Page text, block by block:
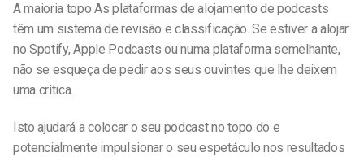
A maioria topoAs plataformas de alojamento de podcasts
têm um sistema de revisão e classificação. Se estiver a alojar
no Spotify, Apple Podcasts ou numa plataforma semelhante,
não se esqueça de pedir aos seus ouvintes que lhe deixem
uma crítica.
Isto ajudará a colocar o seu podcast no topo do e
potencialmente impulsionar o seu espetáculo nos resultados